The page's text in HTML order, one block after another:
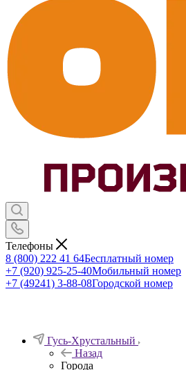
Телефоны
8 (800) 222 41 64Бесплатный номер
+7 (920) 925-25-40Мобильный номер
+7 (49241) 3-88-08Городской номер
Гусь-Хрустальный
Назад
Города